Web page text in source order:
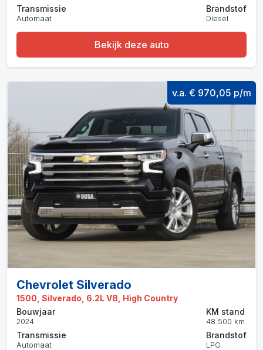
Transmissie
Automaat
Brandstof
Diesel
Bekijk deze auto
v.a. € 970,05 p/m
Chevrolet Silverado
1500, Silverado, 6.2L V8, High Country
Bouwjaar
2024
Transmissie
Automaat
KM stand
48.500 km
Brandstof
LPG